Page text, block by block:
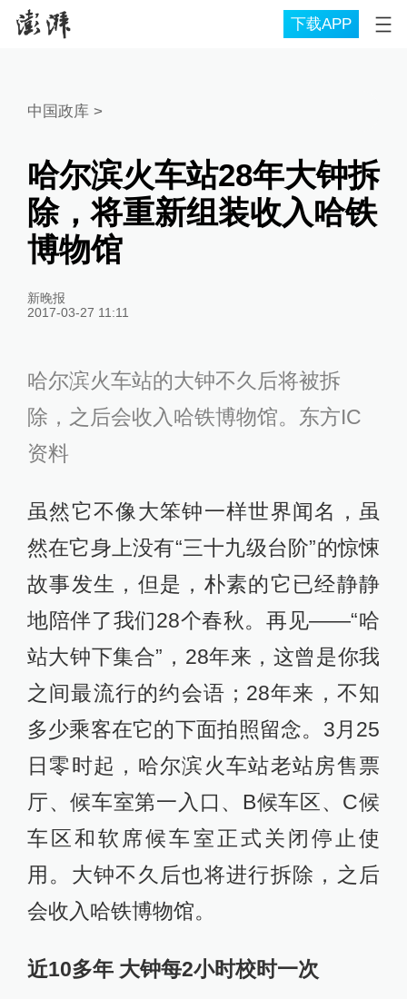
下载APP
中国政库 >
哈尔滨火车站28年大钟拆
除，将重新组装收入哈铁
博物馆
新晚报
2017-03-27 11:11
哈尔滨火车站的大钟不久后将被拆
除，之后会收入哈铁博物馆。东方IC
资料
虽然它不像大笨钟一样世界闻名，虽
然在它身上没有“三十九级台阶”的惊悚
故事发生，但是，朴素的它已经静静
地陪伴了我们28个春秋。再见——“哈
站大钟下集合”，28年来，这曾是你我
之间最流行的约会语；28年来，不知
多少乘客在它的下面拍照留念。3月25
日零时起，哈尔滨火车站老站房售票
厅、候车室第一入口、B候车区、C候
车区和软席候车室正式关闭停止使
用。大钟不久后也将进行拆除，之后
会收入哈铁博物馆。
近10多年 大钟每2小时校时一次